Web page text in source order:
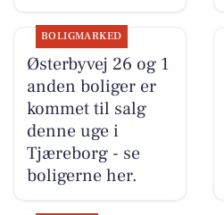
BOLIGMARKED
Østerbyvej 26 og 1
anden boliger er
kommet til salg
denne uge i
Tjæreborg - se
boligerne her.